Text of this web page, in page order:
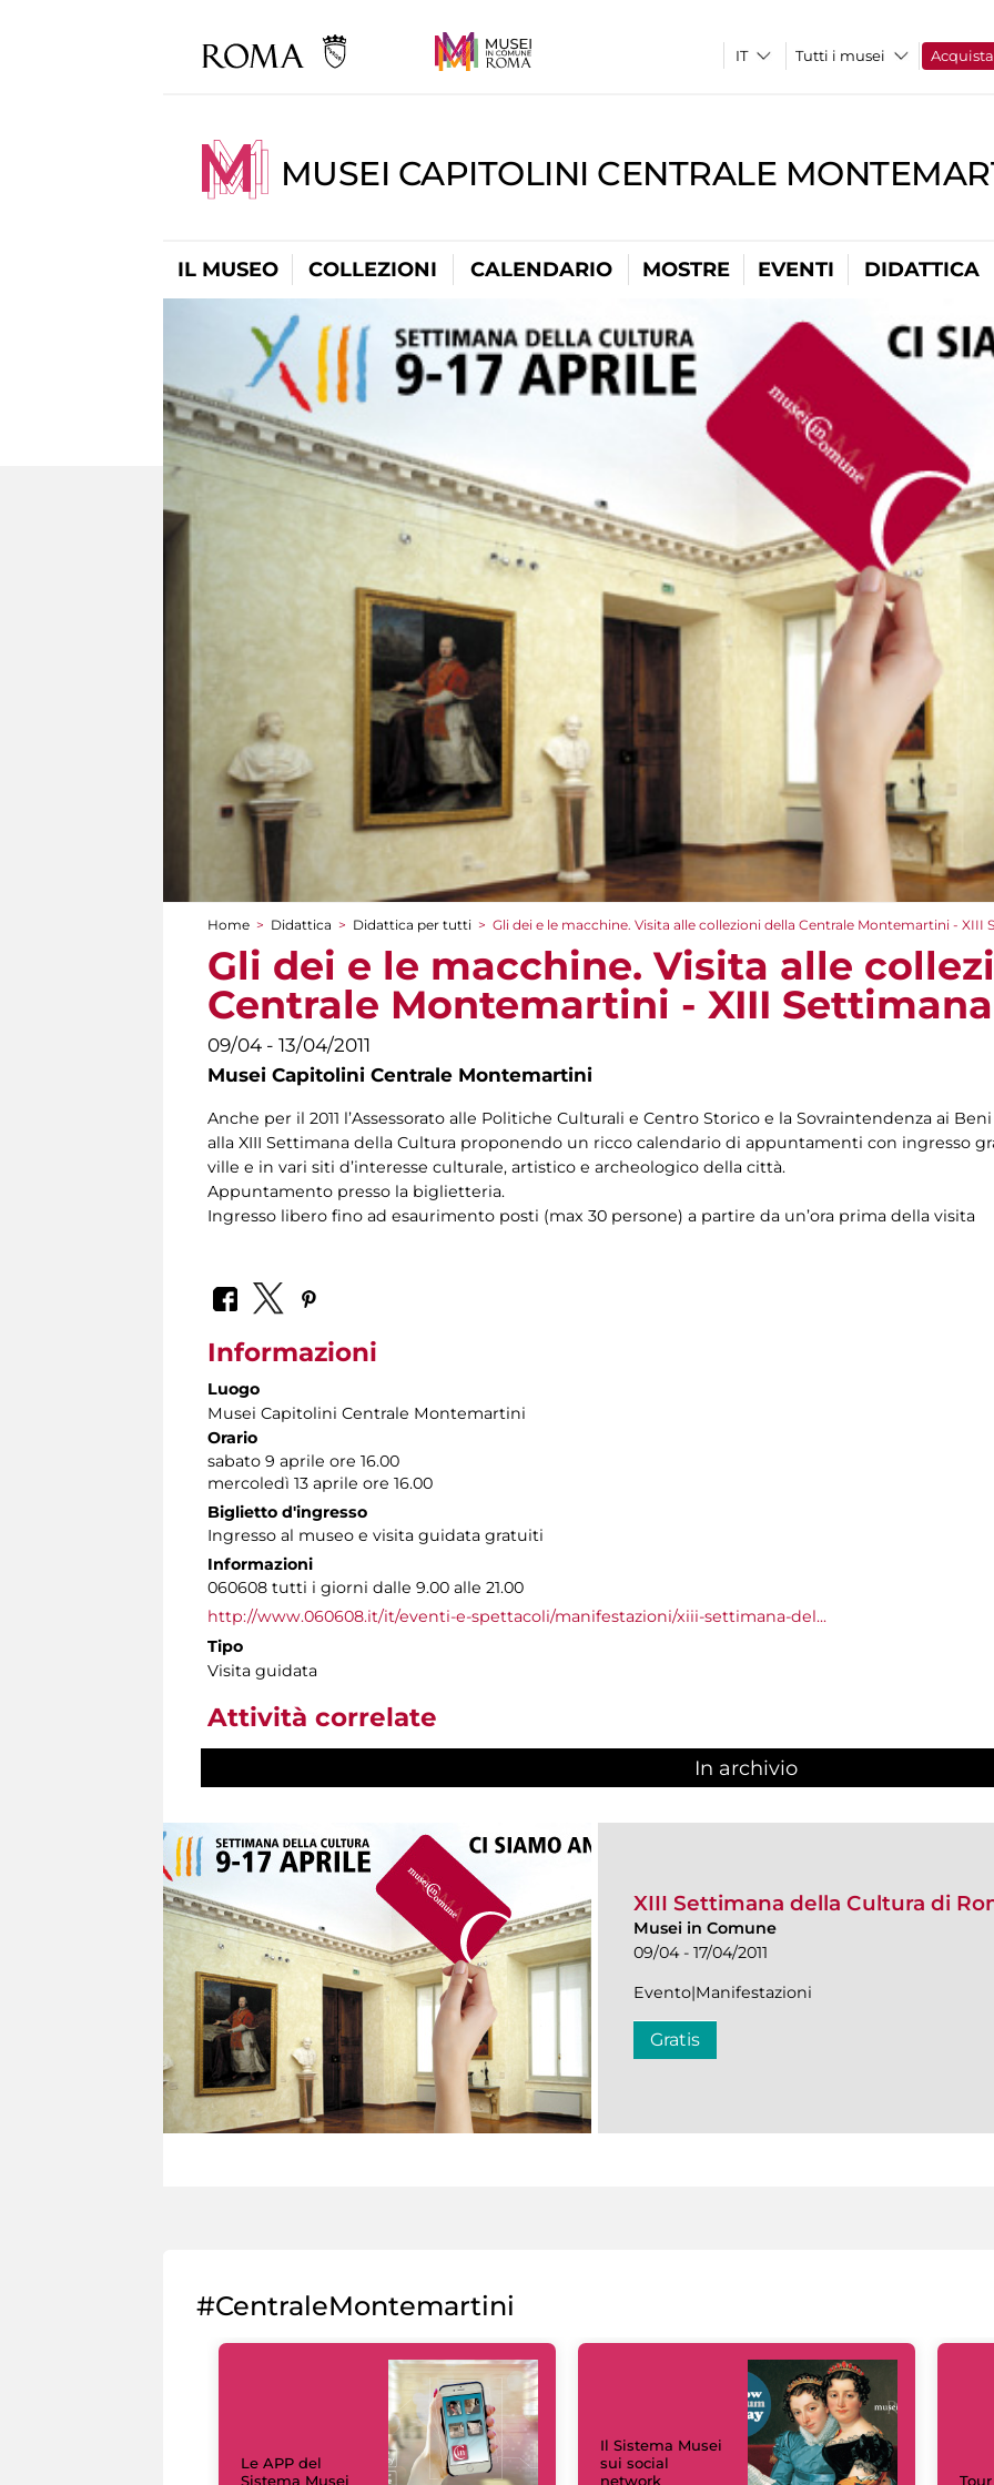
Tutti i musei Acquista
MUSEI CAPITOLINI CENTRALE
IL MUSEO COLLEZIONI CALENDARIO MOSTRE EVENTI DIDATTICA
Tu sei qui
Home > Didattica > Didattica per tutti > Gli dei e le macchine. Visita alle collezioni della Centrale Montemartini - XIII
Gli dei e le macchine. Visita alle
Centrale Montemartini - XIII
09/04 - 13/04/2011
Musei Capitolini Centrale Montemartini
Anche per il 2011 l’Assessorato alle Politiche Culturali e Centro Storico e la Sovraintendenza ai
alla XIII Settimana della Cultura proponendo un ricco calendario di appuntamenti con ingresso
ville e in vari siti d’interesse culturale, artistico e archeologico della città.
Appuntamento presso la biglietteria.
Ingresso libero fino ad esaurimento posti (max 30 persone) a partire da un’ora prima della visita
Informazioni
Luogo
Musei Capitolini Centrale Montemartini
Orario
sabato 9 aprile ore 16.00
mercoledì 13 aprile ore 16.00
Biglietto d'ingresso
Ingresso al museo e visita guidata gratuiti
Informazioni
060608 tutti i giorni dalle 9.00 alle 21.00
http://www.060608.it/it/eventi-e-spettacoli/manifestazioni/xiii-settimana-del...
Tipo
Visita guidata
Attività correlate
In archivio
XIII Settimana della Cultura di
Musei in Comune
09/04 - 17/04/2011
Evento|Manifestazioni
Gratis
#CentraleMontemartini
Le APP del
Sistema Musei
Il Sistema Musei
sui social
network